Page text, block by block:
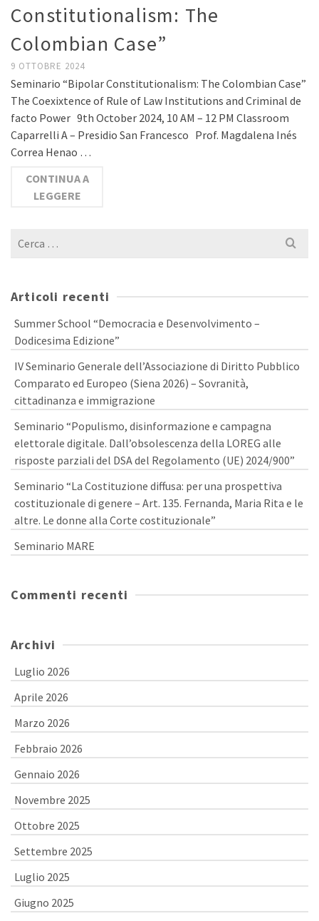
Constitutionalism: The
Colombian Case”
9 OTTOBRE 2024
Seminario “Bipolar Constitutionalism: The Colombian Case”
The Coexixtence of Rule of Law Institutions and Criminal de
facto Power 9th October 2024, 10 AM – 12 PM Classroom
Caparrelli A – Presidio San Francesco Prof. Magdalena Inés
Correa Henao …
CONTINUA A
LEGGERE
Cerca
Articoli recenti
Summer School “Democracia e Desenvolvimento –
Dodicesima Edizione”
IV Seminario Generale dell’Associazione di Diritto Pubblico
Comparato ed Europeo (Siena 2026) – Sovranità,
cittadinanza e immigrazione
Seminario “Populismo, disinformazione e campagna
elettorale digitale. Dall’obsolescenza della LOREG alle
risposte parziali del DSA del Regolamento (UE) 2024/900”
Seminario “La Costituzione diffusa: per una prospettiva
costituzionale di genere – Art. 135. Fernanda, Maria Rita e le
altre. Le donne alla Corte costituzionale”
Seminario MARE
Commenti recenti
Archivi
Luglio 2026
Aprile 2026
Marzo 2026
Febbraio 2026
Gennaio 2026
Novembre 2025
Ottobre 2025
Settembre 2025
Luglio 2025
Giugno 2025